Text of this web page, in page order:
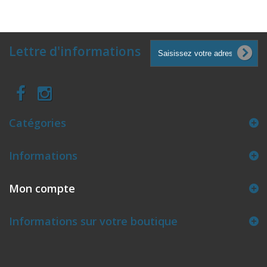
Lettre d'informations
Catégories
Informations
Mon compte
Informations sur votre boutique